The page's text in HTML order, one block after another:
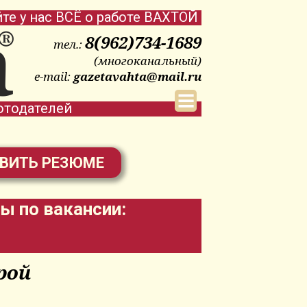
у нас ВСЁ о работе ВАХТОЙ
тел.:8(962)734-1689
(многоканальный)
e-mail: gazetavahta@mail.ru
РЕЗЮМЕ
по вакансии: